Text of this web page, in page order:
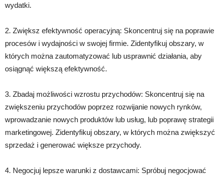
wydatki.
2. Zwiększ efektywność operacyjną: Skoncentruj się na poprawie
procesów i wydajności w swojej firmie. Zidentyfikuj obszary, w
których można zautomatyzować lub usprawnić działania, aby
osiągnąć większą efektywność.
3. Zbadaj możliwości wzrostu przychodów: Skoncentruj się na
zwiększeniu przychodów poprzez rozwijanie nowych rynków,
wprowadzanie nowych produktów lub usług, lub poprawę strategii
marketingowej. Zidentyfikuj obszary, w których można zwiększyć
sprzedaż i generować większe przychody.
4. Negocjuj lepsze warunki z dostawcami: Spróbuj negocjować